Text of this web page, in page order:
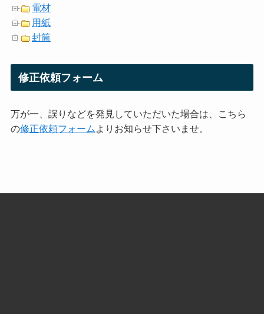
電材
用紙
封筒
修正依頼フォーム
万が一、誤りなどを発見していただいた場合は、こちら
の修正依頼フォーム よりお知らせ下さいませ。